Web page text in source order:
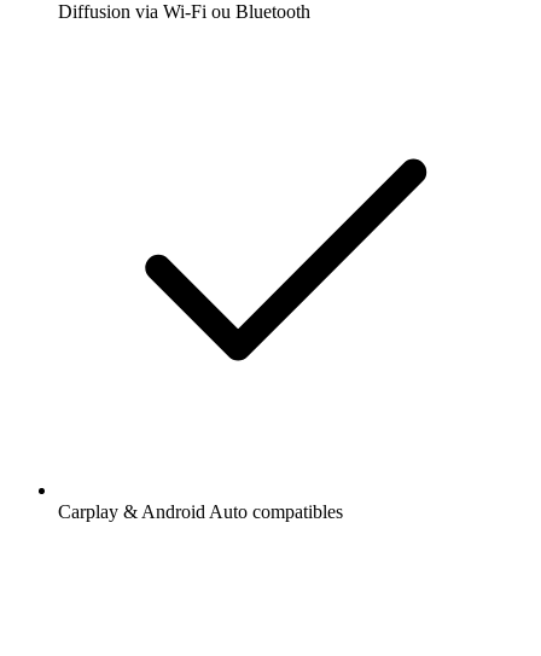
Diffusion via Wi-Fi ou Bluetooth
Carplay & Android Auto compatibles